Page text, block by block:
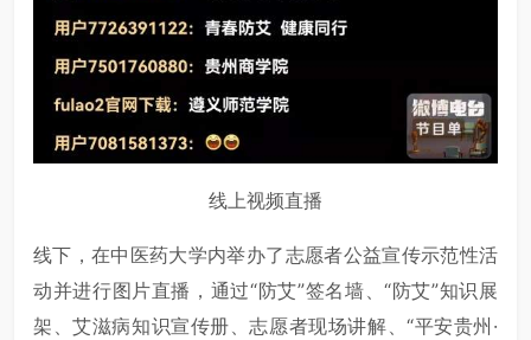
线上视频直播
线下，在中医药大学内举办了志愿者公益宣传示范性活
动并进行图片直播，通过“防艾”签名墙、“防艾”知识展
架、艾滋病知识宣传册、志愿者现场讲解、“平安贵州·